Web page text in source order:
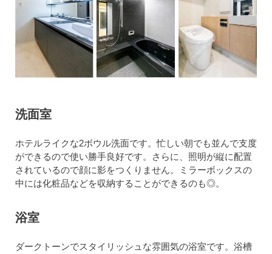
洗面室
ホテルライクな2ボウル洗面です。忙しい朝でも並んで支度
ができるので使い勝手良好です。さらに、照明が縦に配置
されているので顔に影をつくりません。ミラーボックスの
中には化粧品などを収納することができるのも◎。
浴室
ダークトーンでスタイリッシュな雰囲気の浴室です。浴槽